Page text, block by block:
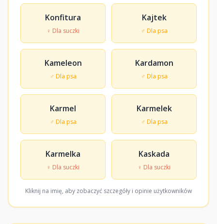
Konfitura
♀ Dla suczki
Kajtek
♂ Dla psa
Kameleon
♂ Dla psa
Kardamon
♂ Dla psa
Karmel
♂ Dla psa
Karmelek
♂ Dla psa
Karmelka
♀ Dla suczki
Kaskada
♀ Dla suczki
Kliknij na imię, aby zobaczyć szczegóły i opinie użytkowników